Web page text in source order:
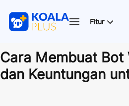
Fitur
Cara Membuat Bot
dan Keuntungan